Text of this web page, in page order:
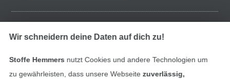
Finde mehr Inspiration
Wir schneidern deine Daten auf dich zu!
Stoffe Hemmers nutzt Cookies und andere Technologien um
zu gewährleisten, dass unsere Webseite zuverlässig,